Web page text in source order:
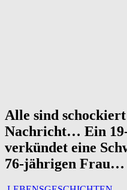
Alle sind
Nachricht… Ein
verkündet eine
76-jährigen Frau…